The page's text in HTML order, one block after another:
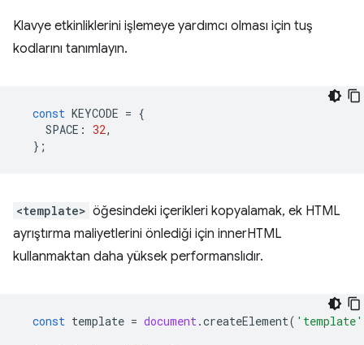
Klavye etkinliklerini işlemeye yardımcı olması için tuş
kodlarını tanımlayın.
const KEYCODE = {
SPACE : 32,
};
<template> öğesindeki içerikleri kopyalamak, ek HTML
ayrıştırma maliyetlerini önlediği için innerHTML
kullanmaktan daha yüksek performanslıdır.
const template = document.createElement( 'template'